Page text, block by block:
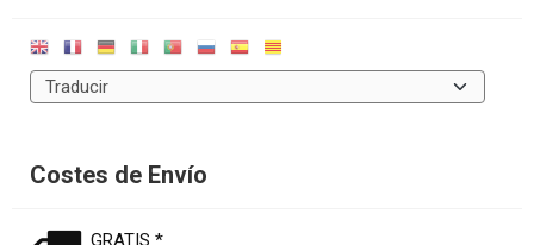
Costes de Envío
GRATIS *